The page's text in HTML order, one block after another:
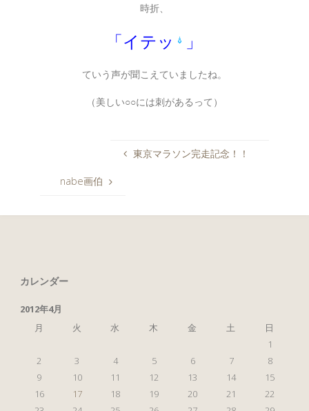
時折、
「イテッ 」
ていう声が聞こえていましたね。
（美しい○○には刺があるって）
東京マラソン完走記念！！
nabe画伯
カレンダー
2012年4月
月
火 水 木 金 土
日
1
2
3 4 5 6 7
8
9
10 11 12 13 14
15
16
17 18 19 20 21
22